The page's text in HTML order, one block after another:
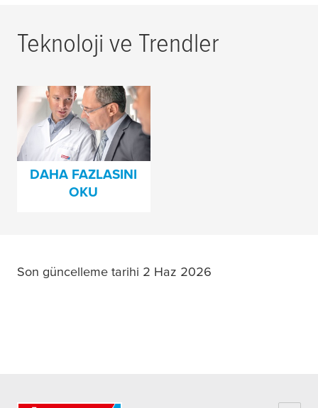
Teknoloji ve Trendler
Hem Ürünler Hem
İnsanlar için En
Yüksek Kalite
Standartları
DAHA FAZLASINI
OKU
Son güncelleme tarihi 2 Haz 2026